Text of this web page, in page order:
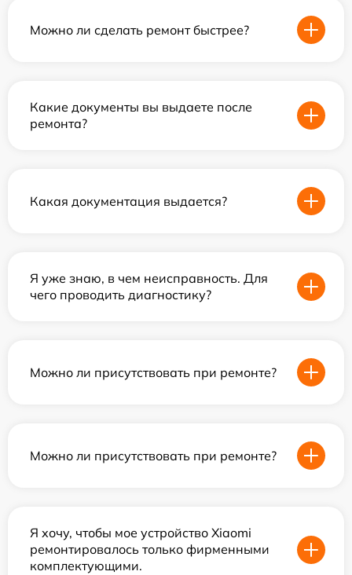
Можно ли сделать ремонт быстрее?
Какие документы вы выдаете после
ремонта?
Какая документация выдается?
Я уже знаю, в чем неисправность. Для
чего проводить диагностику?
Можно ли присутствовать при ремонте?
Можно ли присутствовать при ремонте?
Я хочу, чтобы мое устройство Xiaomi
ремонтировалось только фирменными
комплектующими.